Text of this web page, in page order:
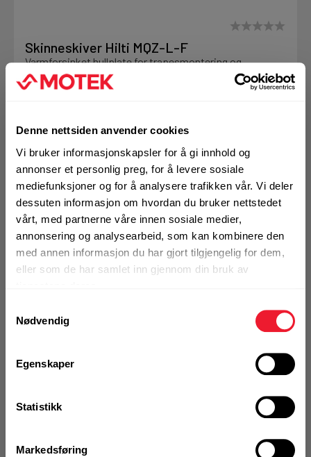
Denne nettsiden anvender cookies
Vi bruker informasjonskapsler for å gi innhold og
annonser et personlig preg, for å levere sosiale
mediefunksjoner og for å analysere trafikken vår. Vi deler
dessuten informasjon om hvordan du bruker nettstedet
vårt, med partnerne våre innen sosiale medier,
annonsering og analysearbeid, som kan kombinere den
med annen informasjon du har gjort tilgjengelig for dem,
eller som de har samlet inn gjennom din bruk av
Nødvendig
Egenskaper
Statistikk
Markedsføring
Skinneskiver Hilti MQZ-L-F
Varmforsinket hullplate for trapesmontering og
forankring
Overflatebehandling
Varmforsinket
Velg variant
Skinner Hilti MQ
Overflatebehandling
Elforsinket